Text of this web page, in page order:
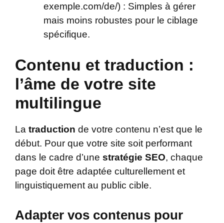
exemple.com/de/) : Simples à gérer
mais moins robustes pour le ciblage
spécifique.
Contenu et traduction :
l’âme de votre site
multilingue
La traduction de votre contenu n’est que le
début. Pour que votre site soit performant
dans le cadre d’une stratégie SEO, chaque
page doit être adaptée culturellement et
linguistiquement au public cible.
Adapter vos contenus pour